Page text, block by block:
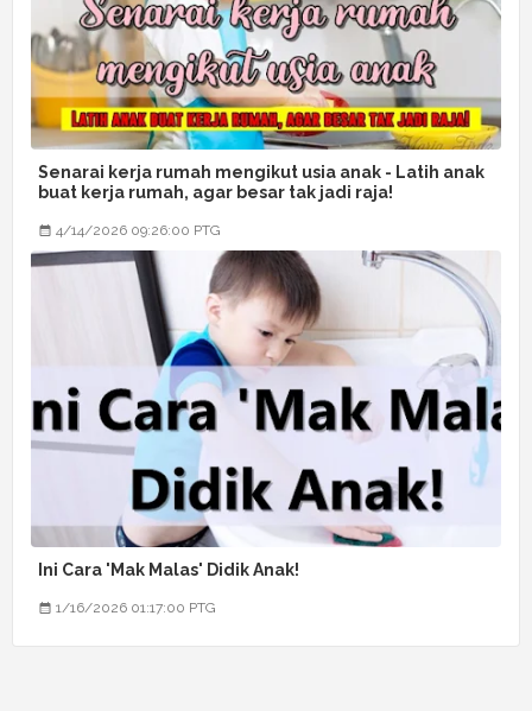
Senarai kerja rumah mengikut usia anak - Latih anak
buat kerja rumah, agar besar tak jadi raja!
4/14/2026 09:26:00 PTG
Ini Cara 'Mak Malas' Didik Anak!
1/16/2026 01:17:00 PTG